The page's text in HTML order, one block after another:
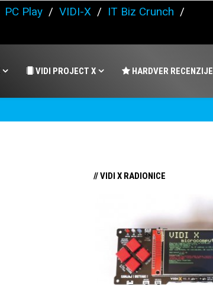
PC Play / VIDI-X / IT Biz Crunch /
VIDI PROJECT X HARDVER RECENZIJE
// VIDI X RADIONICE